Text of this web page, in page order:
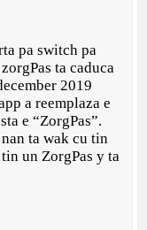
pa switch pa
ta caduca
2019
a reemplaza e
e “ZorgPas”.
ta wak cu tin
un ZorgPas y ta